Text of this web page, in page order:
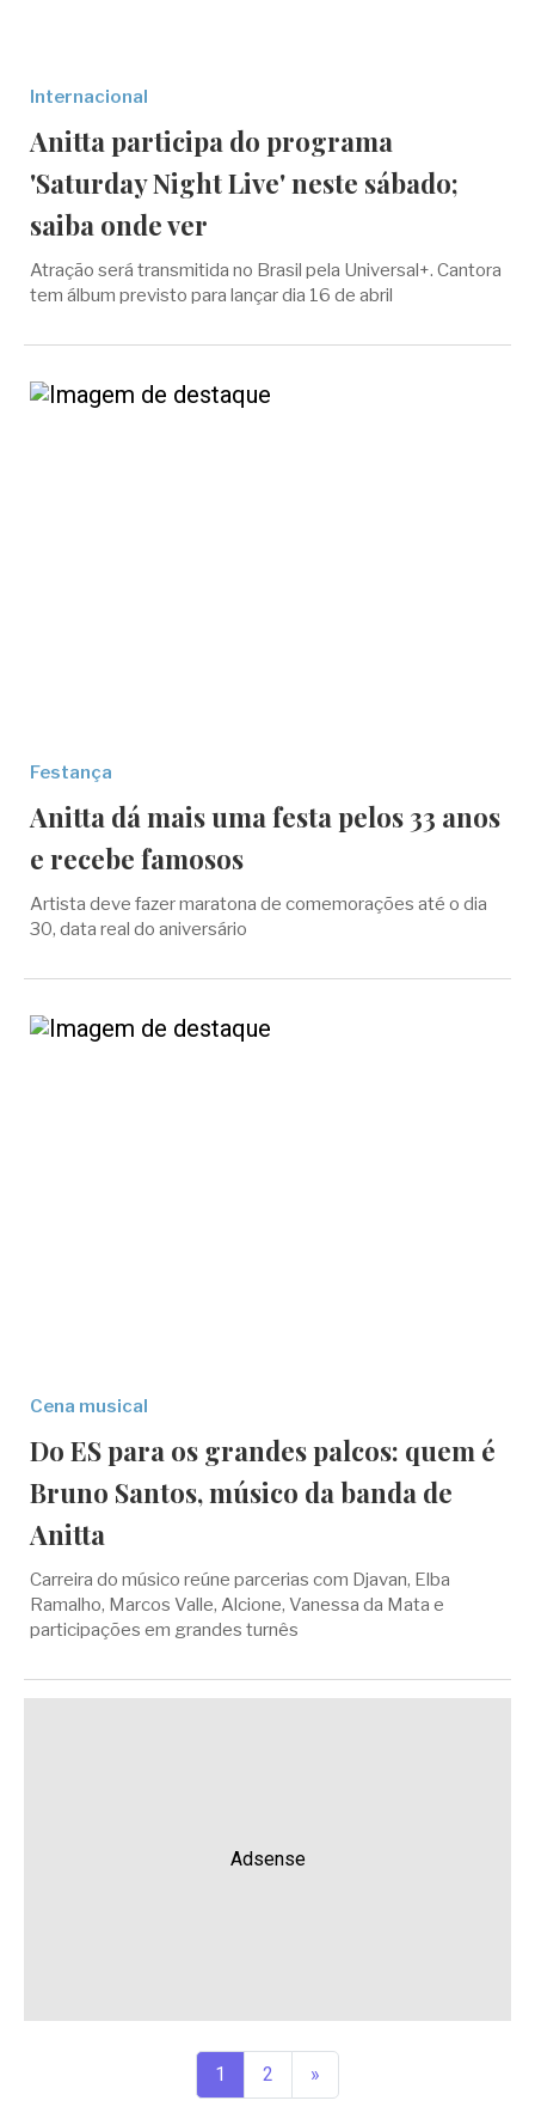
Internacional
Anitta participa do programa
'Saturday Night Live' neste sábado;
saiba onde ver
Atração será transmitida no Brasil pela Universal+. Cantora
tem álbum previsto para lançar dia 16 de abril
Festança
Anitta dá mais uma festa pelos 33 anos
e recebe famosos
Artista deve fazer maratona de comemorações até o dia
30, data real do aniversário
Cena musical
Do ES para os grandes palcos: quem é
Bruno Santos, músico da banda de
Anitta
Carreira do músico reúne parcerias com Djavan, Elba
Ramalho, Marcos Valle, Alcione, Vanessa da Mata e
participações em grandes turnês
Adsense
1 2 »